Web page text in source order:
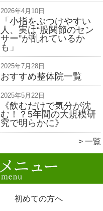
2026年4月10日
「小指をぶつけやすい
人、実は“股関節のセン
サー”が乱れているか
も」
2025年7月28日
おすすめ整体院一覧
2025年5月22日
《飲むだけで気分が沈
む！？5年間の大規模研
究で明らかに》
一覧
初めての方へ